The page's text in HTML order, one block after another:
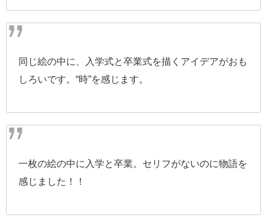
同じ絵の中に、入学式と卒業式を描くアイデアがおも
しろいです。“時”を感じます。
一枚の絵の中に入学と卒業。セリフがないのに物語を
感じました！！